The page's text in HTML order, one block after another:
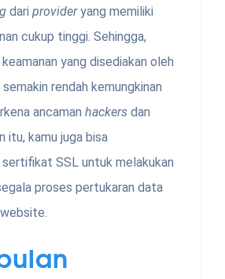
dari provideryang memiliki
cukup tinggi. Sehingga,
yang disediakan oleh
semakin rendah kemungkinan
ancaman hackers dan
itu, kamu juga bisa
sertifikat SSL untuk melakukan
proses pertukaran data